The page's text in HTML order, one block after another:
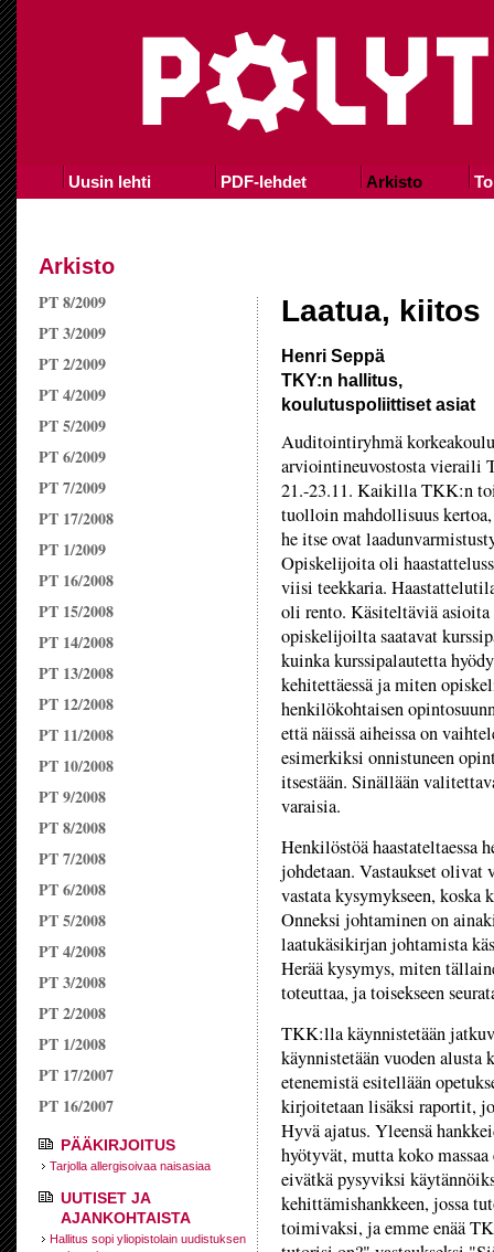
Uusin lehti PDF-lehdet Arkisto
Arkisto
PT 8/2009
PT 3/2009
PT 2/2009
PT 4/2009
PT 5/2009
PT 6/2009
PT 7/2009
PT 17/2008
PT 1/2009
PT 16/2008
PT 15/2008
PT 14/2008
PT 13/2008
PT 12/2008
PT 11/2008
PT 10/2008
PT 9/2008
PT 8/2008
PT 7/2008
PT 6/2008
PT 5/2008
PT 4/2008
PT 3/2008
PT 2/2008
PT 1/2008
PT 17/2007
PT 16/2007
PÄÄKIRJOITUS
Tarjolla allergisoivaa naisasiaa
UUTISET JA
AJANKOHTAISTA
Hallitus sopi yliopistolain uudistuksen
Laatua, kiitos
Henri Seppä
TKY:n hallitus,
koulutuspoliittiset asiat
Auditointiryhmä
arviointineuvostosta vieraili
21.-23.11. Kaikilla TKK:n
tuolloin mahdollisuus
he itse ovat
Opiskelijoita oli
viisi teekkaria.
oli rento. Käsiteltäviä
opiskelijoilta saatavat
kuinka kurssipalautetta
kehitettäessä ja miten
henkilökohtaisen
että näissä aiheissa on
esimerkiksi onnistuneen
itsestään. Sinällään
varaisia.
Henkilöstöä haastateltaessa
johdetaan. Vastaukset
vastata kysymykseen,
Onneksi johtaminen on
laatukäsikirjan johtamista
Herää kysymys, miten
toteuttaa, ja toisekseen
TKK:lla käynnistetään
käynnistetään vuoden
etenemistä esitellään
kirjoitetaan lisäksi raportit,
Hyvä ajatus. Yleensä
hyötyvät, mutta koko
eivätkä pysyviksi
kehittämishankkeen, jossa
toimivaksi, ja emme enää